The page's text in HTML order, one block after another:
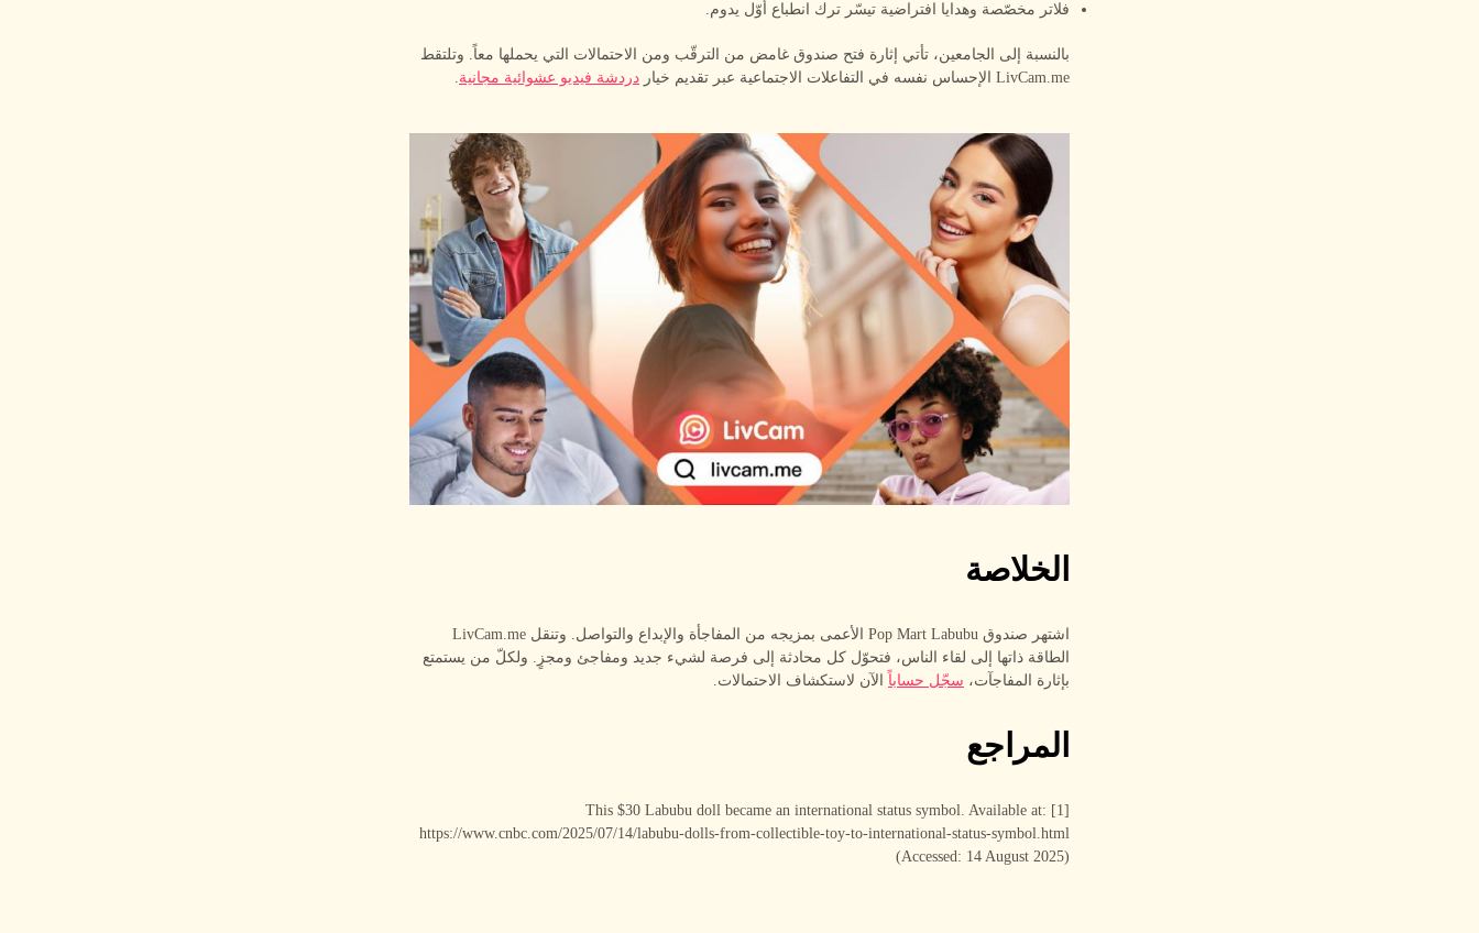
فلاتر مخصّصة وهدايا افتراضية تيسّر ترك انطباع أوّل يدوم.
بالنسبة إلى الجامعين، تأتي إثارة فتح صندوق غامض من الترقّب ومن الاحتمالات التي يحملها معاً. وتلتقط
LivCam.me الإحساس نفسه في التفاعلات الاجتماعية عبر تقديم خيار
دردشة فيديو عشوائية مجانية.
الخلاصة
اشتهر صندوق Pop Mart Labubu الأعمى بمزيجه من المفاجأة والإبداع والتواصل. وتنقل LivCam.me
الطاقة ذاتها إلى لقاء الناس، فتحوّل كل محادثة إلى فرصة لشيء جديد ومفاجئ ومجزٍ. ولكلّ من يستمتع
بإثارة المفاجآت، سجّل حساباً الآن لاستكشاف الاحتمالات.
المراجع
[1] This $30 Labubu doll became an international status symbol. Available at:
https://www.cnbc.com/2025/07/14/labubu-dolls-from-collectible-toy-to-international-status-symbol.html
(Accessed: 14 August 2025)